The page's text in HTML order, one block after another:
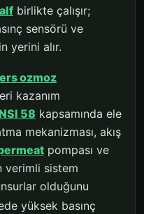
birlikte çalışır;
sensörü ve
yerini alır.
ozmoz
kazanım
58 kapsamında ele
mekanizması, akış
pompası ve
verimli sistem
olduğunu
yüksek basınç